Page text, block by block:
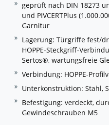
geprüft nach DIN 18273
und PIVCERTPlus
Garnitur
Lagerung: Türgriffe fest/
HOPPE-Steckgriff-
Sertos®, wartungsfreie
Verbindung: HOPPE-
Unterkonstruktion: Stahl,
Befestigung: verdeckt,
Gewindeschrauben M5